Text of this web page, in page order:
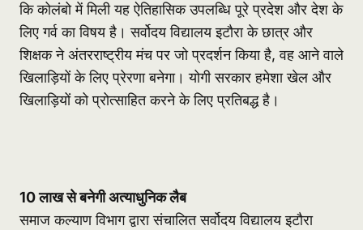
कि कोलंबो में मिली यह ऐतिहासिक उपलब्धि पूरे प्रदेश और देश के
लिए गर्व का विषय है। सर्वोदय विद्यालय इटौरा के छात्र और
शिक्षक ने अंतरराष्ट्रीय मंच पर जो प्रदर्शन किया है, वह आने वाले
खिलाड़ियों के लिए प्रेरणा बनेगा। योगी सरकार हमेशा खेल और
खिलाड़ियों को प्रोत्साहित करने के लिए प्रतिबद्ध है।
10 लाख से बनेगी अत्याधुनिक लैब
समाज कल्याण विभाग द्वारा संचालित सर्वोदय विद्यालय इटौरा